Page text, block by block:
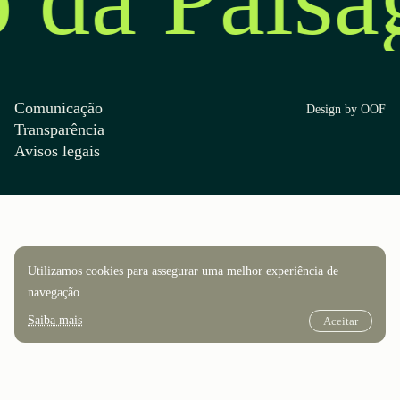
Comunicação
Transparência
Avisos legais
Design by OOF
Utilizamos cookies para assegurar uma melhor experiência de
navegação.
Saiba mais Aceitar